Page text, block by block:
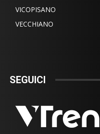
VICOPISANO
VECCHIANO
SEGUICI